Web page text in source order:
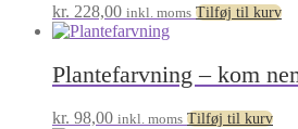
kr. 228,00 inkl. moms Tilføj til kurv
Plantefarvning – kom
kr. 98,00 inkl. moms Tilføj til kurv